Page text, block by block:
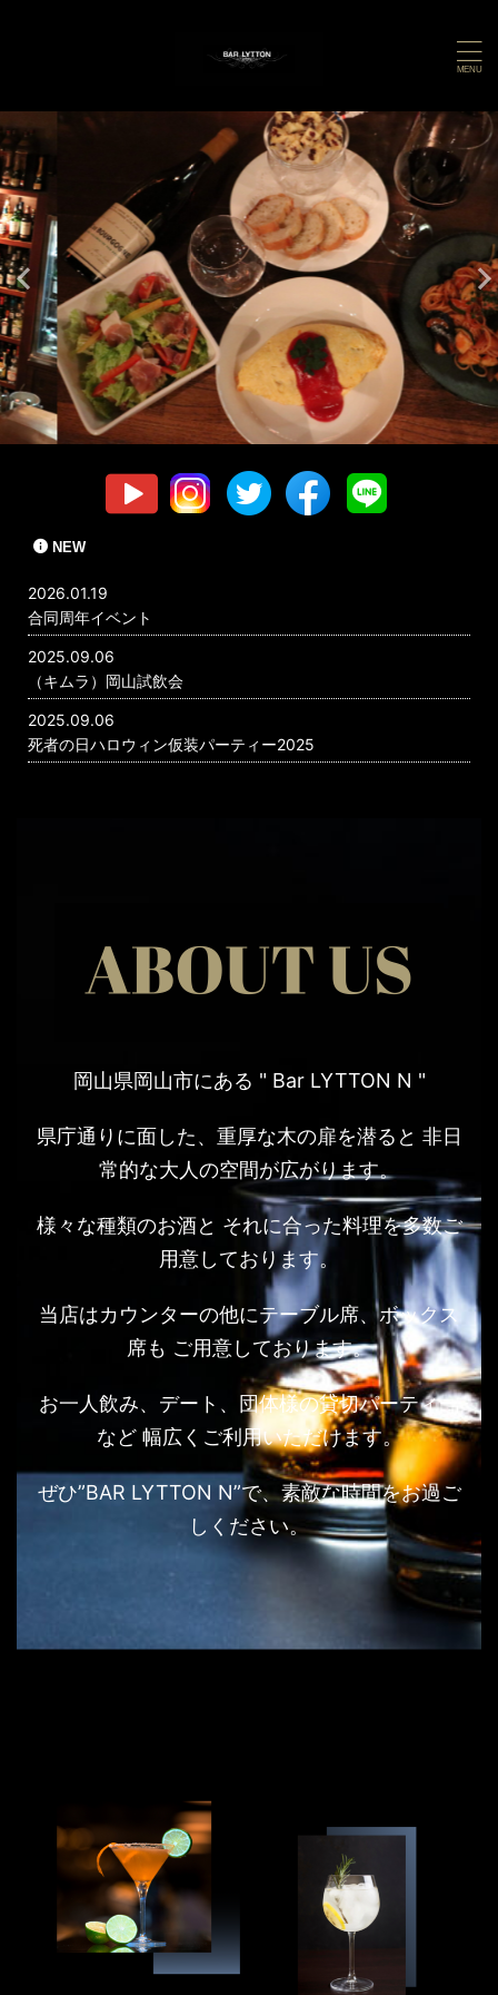
NEW
2026.01.19
合同周年イベント
2025.09.06
（キムラ）岡山試飲会
2025.09.06
死者の日ハロウィン仮装パーティー2025
岡山県岡山市にある " Bar LYTTON N "
県庁通りに面した、重厚な木の扉を潜ると 非日
常的な大人の空間が広がります。
様々な種類のお酒と それに合った料理を多数ご
用意しております。
当店はカウンターの他にテーブル席、ボックス
席も ご用意しております。
お一人飲み、デート、団体様の貸切パーティー
など 幅広くご利用いただけます。
ぜひ”BAR LYTTON N”で、素敵な時間をお過ご
しください。